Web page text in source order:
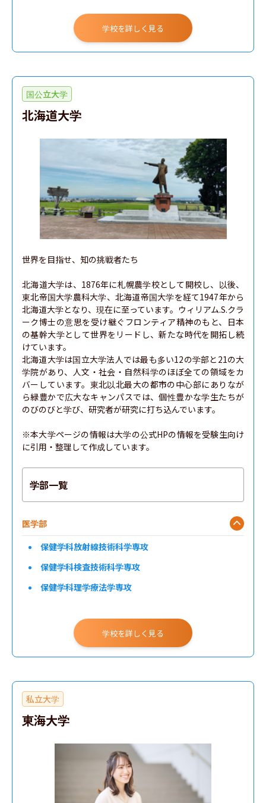
学校を詳しく見る
国公立大学
北海道大学
世界を目指せ、知の挑戦者たち
北海道大学は、1876年に札幌農学校として開校し、以後、
東北帝国大学農科大学、北海道帝国大学を経て1947年から
北海道大学となり、現在に至っています。ウィリアム.S.クラ
ーク博士の意思を受け継ぐフロンティア精神のもと、日本
の基幹大学として世界をリードし、新たな時代を開拓し続
けています。
北海道大学は国立大学法人では最も多い12の学部と21の大
学院があり、人文・社会・自然科学のほぼ全ての領域をカ
バーしています。東北以北最大の都市の中心部にありなが
ら緑豊かで広大なキャンパスでは、個性豊かな学生たちが
のびのびと学び、研究者が研究に打ち込んでいます。
※本大学ページの情報は大学の公式HPの情報を受験生向け
に引用・整理して作成しています。
学部一覧
医学部
保健学科放射線技術科学専攻
保健学科検査技術科学専攻
保健学科理学療法学専攻
学校を詳しく見る
私立大学
東海大学